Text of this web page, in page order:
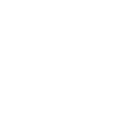
上海
上海
青島